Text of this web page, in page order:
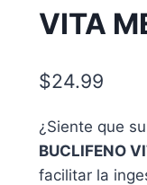
VITA
$24.99
¿Siente que
BUCLIFENO
facilitar la